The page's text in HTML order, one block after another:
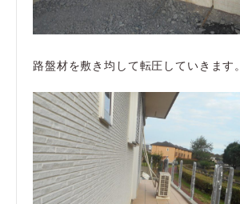
路盤材を敷き均して転圧していきます。